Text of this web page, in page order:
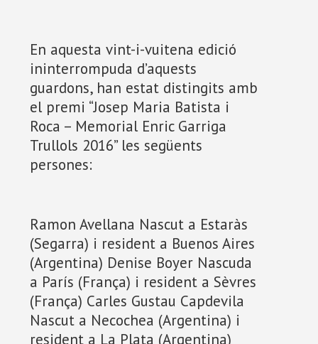
En aquesta vint-i-vuitena edició
ininterrompuda d’aquests
guardons, han estat distingits amb
el premi “Josep Maria Batista i
Roca – Memorial Enric Garriga
Trullols 2016” les següents
persones:
Ramon Avellana Nascut a Estaràs
(Segarra) i resident a Buenos Aires
(Argentina) Denise Boyer Nascuda
a París (França) i resident a Sèvres
(França) Carles Gustau Capdevila
Nascut a Necochea (Argentina) i
resident a La Plata (Argentina)